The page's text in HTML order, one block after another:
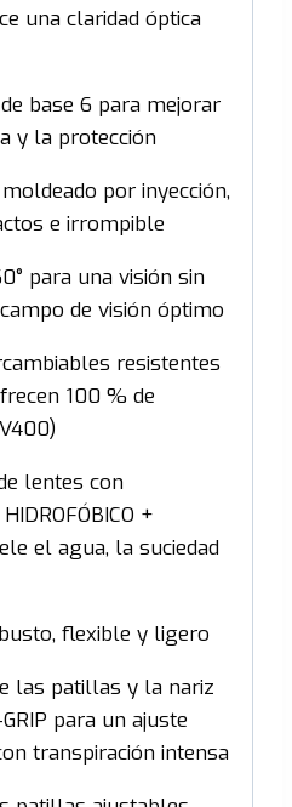
una claridad óptica
base 6 para mejorar
y la protección
por inyección,
e irrompible
para una visión sin
de visión óptimo
resistentes
100 % de
lentes con
+
el agua, la suciedad
flexible y ligero
las patillas y la nariz
para un ajuste
transpiración intensa